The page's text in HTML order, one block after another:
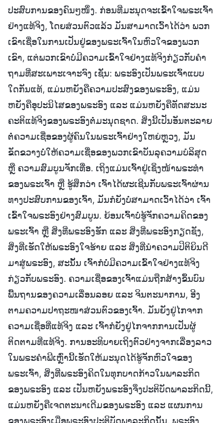
ປະສົບການຂອງຄົນໆໜຶ່ງ. ກ່ອນທີ່ມະນຸດຈະເຂົ້າໃຈພຣະເຈົ້າ
ຢ່າງແທ້ຈິງ, ໂດຍສ່ວນຕົວແລ້ວ ມັນສາມາດເວົ້າໄດ້ວ່າ ພວກ
ເຂົາເຊື່ອໃນການເປັນຢູ່ຂອງພຣະເຈົ້າໃນຫົວໃຈຂອງພວກ
ເຂົາ, ແຕ່ພວກເຂົາບໍ່ມີຄວາມເຂົ້າໃຈຢ່າງແທ້ຈິງກ່ຽວກັບຄຳ
ຖາມທີ່ສະເພາະເຈາະຈົງ ເຊັ່ນ: ພຣະອົງເປັນພຣະເຈົ້າແບບ
ໃດກັນແທ້, ແມ່ນຫຍັງຄືຄວາມປະສົງຂອງພຣະອົງ, ແມ່ນ
ຫຍັງຄືອຸປະນິໄສຂອງພຣະອົງ ແລະ ແມ່ນຫຍັງຄືທັດສະນະ
ຄະຕິແທ້ຈິງຂອງພຣະອົງຕໍ່ມະນຸດຊາດ. ສິ່ງນີ້ເປັນອັນຕະລາຍ
ຕໍ່ຄວາມເຊື່ອຂອງຜູ້ຄົນໃນພຣະເຈົ້າຢ່າງໃຫຍ່ຫຼວງ, ມັນ
ຂັດຂວາງບໍ່ໃຫ້ຄວາມເຊື່ອຂອງພວກເຂົາບັນລຸຄວາມບໍລິສຸດ
ຫຼື ຄວາມສົມບູນຈັກເທື່ອ. ເຖິງແມ່ນເຈົ້າຢູ່ເຊິ່ງໜ້າພຣະທຳ
ຂອງພຣະເຈົ້າ ຫຼື ຮູ້ສຶກວ່າ ເຈົ້າໄດ້ຜະເຊີນກັບພຣະເຈົ້າຜ່ານ
ທາງປະສົບການຂອງເຈົ້າ, ມັນກໍຍັງບໍ່ສາມາດເວົ້າໄດ້ວ່າ ເຈົ້າ
ເຂົ້າໃຈພຣະອົງຢ່າງສົມບູນ. ຍ້ອນເຈົ້າບໍ່ຮູ້ຈັກຄວາມຄິດຂອງ
ພຣະເຈົ້າ ຫຼື ສິ່ງທີ່ພຣະອົງຮັກ ແລະ ສິ່ງທີ່ພຣະອົງກຽດຊັງ,
ສິ່ງທີ່ເຮັດໃຫ້ພຣະອົງໃຈຮ້າຍ ແລະ ສິ່ງທີ່ນໍາຄວາມປິຕິຍິນດີ
ມາສູ່ພຣະອົງ, ສະນັ້ນ ເຈົ້າກໍບໍ່ມີຄວາມເຂົ້າໃຈຢ່າງແທ້ຈິງ
ກ່ຽວກັບພຣະອົງ. ຄວາມເຊື່ອຂອງເຈົ້າແມ່ນຖືກສ້າງຂຶ້ນບົນ
ພື້ນຖານຂອງຄວາມເລື່ອນລອຍ ແລະ ຈິນຕະນາການ, ອີງ
ຕາມຄວາມປາຖະໜາສ່ວນຕົວຂອງເຈົ້າ. ມັນຍັງຢູ່ໄກຈາກ
ຄວາມເຊື່ອທີ່ແທ້ຈິງ ແລະ ເຈົ້າກໍຍັງຢູ່ໄກຈາກການເປັນຜູ້
ຕິດຕາມທີ່ແທ້ຈິງ. ການອະທິບາຍເຖິງຕົວຢ່າງຈາກເລື່ອງລາວ
ໃນພຣະຄຳພີເຫຼົ່ານີ້ເຮັດໃຫ້ມະນຸດໄດ້ຮູ້ຈັກຫົວໃຈຂອງ
ພຣະເຈົ້າ, ສິ່ງທີ່ພຣະອົງຄິດໃນທຸກບາດກ້າວໃນພາລະກິດ
ຂອງພຣະອົງ ແລະ ເປັນຫຍັງພຣະອົງຈຶ່ງປະຕິບັດພາລະກິດນີ້,
ແມ່ນຫຍັງຄືເຈດຕະນາເດີມຂອງພຣະອົງ ແລະ ແຜນການ
ຂອງພຣະອົງເມື່ອພຣະອົງປະຕິບັດພາລະກິດນັ້ນ, ພຣະອົງ